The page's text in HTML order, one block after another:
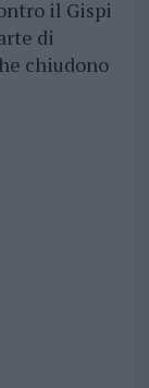
il Gispi
di
chiudono